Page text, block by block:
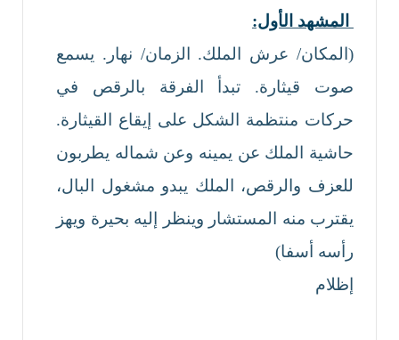
المشهد الأول:
(المكان/ عرش الملك. الزمان/ نهار. يسمع
صوت قيثارة. تبدأ الفرقة بالرقص في
حركات منتظمة الشكل على إيقاع القيثارة.
حاشية الملك عن يمينه وعن شماله يطربون
للعزف والرقص، الملك يبدو مشغول البال،
يقترب منه المستشار وينظر إليه بحيرة ويهز
رأسه أسفا)
إظلام